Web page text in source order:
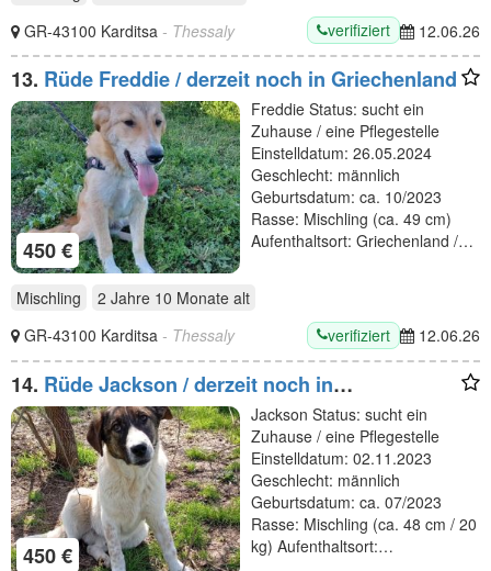
GR-43100 Karditsa - Thessaly verifiziert 12.06.26
13. Rüde Freddie / derzeit noch in Griechenland
450 €
Freddie Status: sucht ein
Zuhause / eine Pflegestelle
Einstelldatum: 26.05.2024
Geschlecht: männlich
Geburtsdatum: ca. 10/2023
Rasse: Mischling (ca. 49 cm)
Aufenthaltsort: Griechenland /…
Mischling 2 Jahre 10 Monate alt
GR-43100 Karditsa - Thessaly verifiziert 12.06.26
14. Rüde Jackson / derzeit noch in
Griechenland
450 €
Jackson Status: sucht ein
Zuhause / eine Pflegestelle
Einstelldatum: 02.11.2023
Geschlecht: männlich
Geburtsdatum: ca. 07/2023
Rasse: Mischling (ca. 48 cm / 20
kg) Aufenthaltsort:…